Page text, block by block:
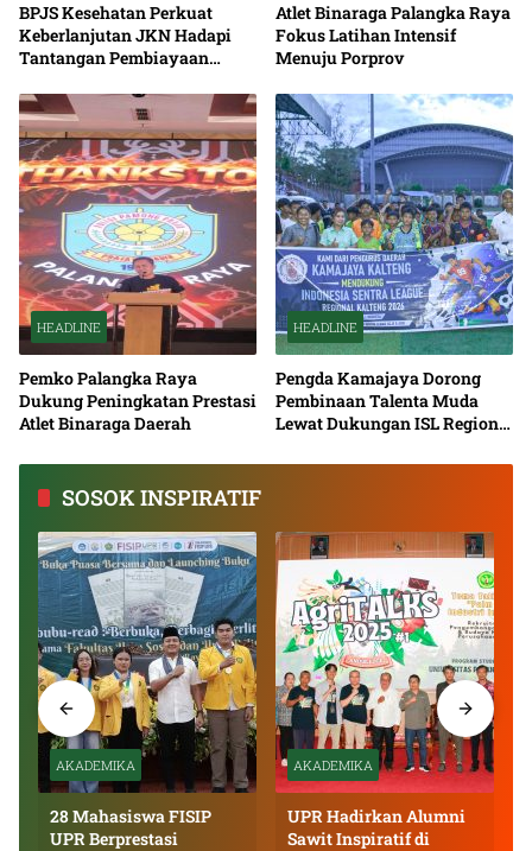
BPJS Kesehatan Perkuat
Keberlanjutan JKN Hadapi
Tantangan Pembiayaan
Atlet Binaraga Palangka Raya
Fokus Latihan Intensif
Menuju Porprov
HEADLINE
Pemko Palangka Raya
Dukung Peningkatan Prestasi
Atlet Binaraga Daerah
HEADLINE
Pengda Kamajaya Dorong
Pembinaan Talenta Muda
Lewat Dukungan ISL Regional
SOSOK INSPIRATIF
AKADEMIKA
28 Mahasiswa FISIP
UPR Berprestasi
AKADEMIKA
UPR Hadirkan Alumni
Sawit Inspiratif di